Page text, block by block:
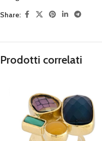
Share:
Prodotti correlati